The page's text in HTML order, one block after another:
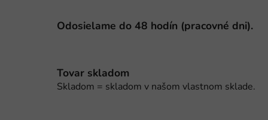
Odosielame do 48 hodín (pracovné dni).
Tovar skladom
Skladom = skladom v našom vlastnom sklade.